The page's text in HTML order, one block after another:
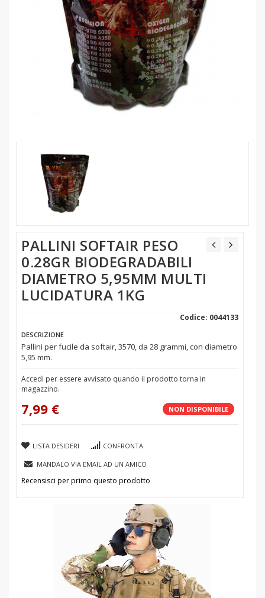
PALLINI SOFTAIR PESO
0.28GR BIODEGRADABILI
DIAMETRO 5,95MM MULTI
LUCIDATURA 1KG
Codice: 0044133
DESCRIZIONE
Pallini per fucile da softair, 3570, da 28 grammi, con diametro
5,95 mm.
Accedi per essere avvisato quando il prodotto torna in
magazzino.
NON DISPONIBILE
7,99 €
LISTA DESIDERI CONFRONTA
MANDALO VIA EMAIL AD UN AMICO
Recensisci per primo questo prodotto